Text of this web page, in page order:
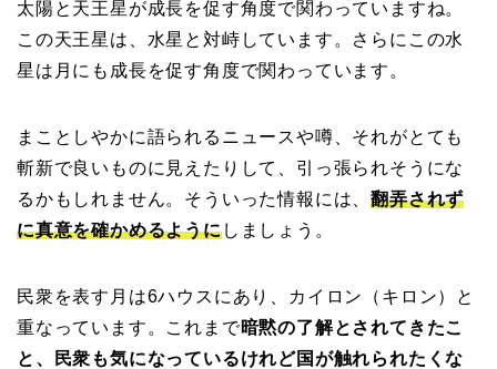
太陽と天王星が成長を促す角度で関わっていますね。
この天王星は、水星と対峙しています。さらにこの水
星は月にも成長を促す角度で関わっています。
まことしやかに語られるニュースや噂、それがとても
斬新で良いものに見えたりして、引っ張られそうにな
るかもしれません。そういった情報には、翻弄されず
に真意を確かめるようにしましょう。
民衆を表す月は6ハウスにあり、カイロン（キロン）と
重なっています。これまで暗黙の了解とされてきたこ
と、民衆も気になっているけれど国が触れられたくな